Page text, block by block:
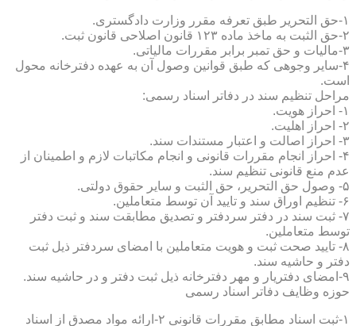
۱-حق التحریر طبق تعرفه مقرر وزارت دادگستری.
۲-حق الثبت به ماخذ ماده ۱۲۳ قانون اصلاحی قانون ثبت.
۳-مالیات و حق تمبر برابر مقررات مالیاتی.
۴-سایر وجوهی که طبق قوانین وصول آن به عهده دفترخانه محول
است.
مراحل تنظیم سند در دفاتر اسناد رسمی:
۱- احراز هویت.
۲- احراز اهلیت.
۳- احراز اصالت و اعتبار مستندات سند.
۴- احراز انجام مقررات قانونی و انجام مکاتبات لازم و اطمینان از
عدم منع قانونی تنظیم سند.
۵- وصول حق التحریر، حق الثبت و سایر حقوق دولتی.
۶- تنظیم اوراق سند و تایید آن توسط متعاملین.
۷- ثبت سند در دفتر سردفتر و تصدیق مطابقت سند و ثبت دفتر
توسط متعاملین.
۸- تایید صحت ثبت و هویت متعاملین با امضای سردفتر ذیل ثبت
دفتر و حاشیه سند.
۹-امضای دفتریار و مهر دفترخانه ذیل ثبت دفتر و در حاشیه سند.
حوزه وظایف دفاتر اسناد رسمی
۱-ثبت اسناد مطابق مقررات قانونی ۲-ارائه مواد مصدق از اسناد